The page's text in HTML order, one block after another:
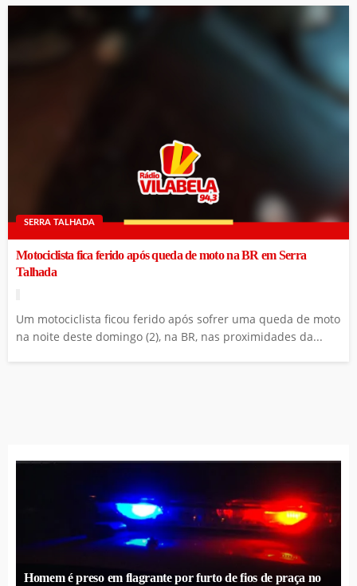
SERRA TALHADA
Motociclista fica ferido após queda de moto na BR em Serra
Talhada
Um motociclista ficou ferido após sofrer uma queda de moto
na noite deste domingo (2), na BR, nas proximidades da...
Homem é preso em flagrante por furto de fios de praça no